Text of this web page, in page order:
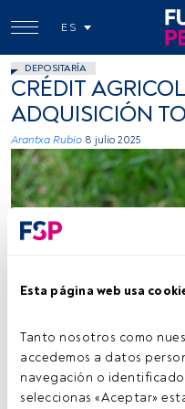
Esta página web usa
Tanto nosotros como
accedemos a datos
navegación o
seleccionas «Aceptar»
ES
DEPOSITARÍA
CRÉDIT
ADQUISICIÓN
Arantxa Rubio 8 julio 2025
Tiempo lectura: 1 min.